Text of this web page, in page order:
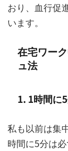
おり、血行促
います。
在宅ワー
ュ法
1. 1時間に
私も以前は集
時間に5分は